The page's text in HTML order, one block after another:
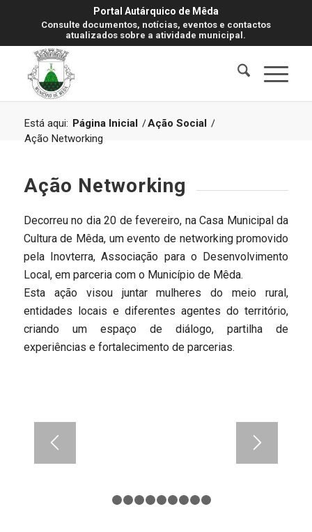
Portal Autárquico de Mêda
Consulte documentos, notícias, eventos e contactos
atualizados sobre a atividade municipal.
Está aqui: Página Inicial /Ação Social /
Ação Networking
Ação Networking
Decorreu no dia 20 de fevereiro, na Casa Municipal da
Cultura de Mêda, um evento de networking promovido
pela Inovterra, Associação para o Desenvolvimento
Local, em parceria com o Município de Mêda.
Esta ação visou juntar mulheres do meio rural,
entidades locais e diferentes agentes do território,
criando um espaço de diálogo, partilha de
experiências e fortalecimento de parcerias.
1 2 3 4